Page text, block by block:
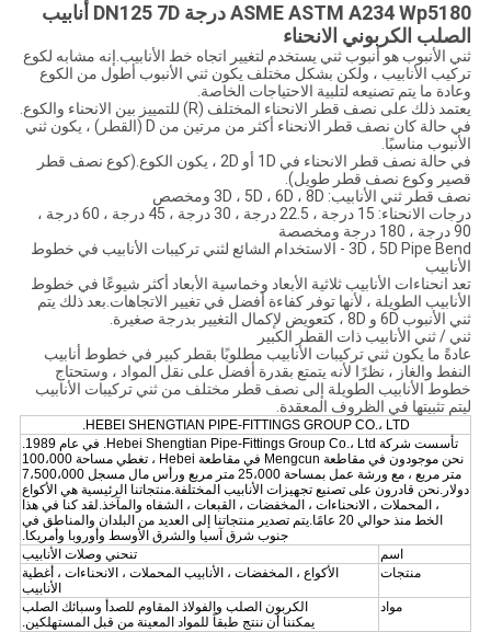
ASME ASTM A234 Wp5180 درجة DN125 7D أنابيب
الصلب الكربوني الانحناء
ثني الأنبوب هو أنبوب ثني يستخدم لتغيير اتجاه خط الأنابيب.إنه مشابه لكوع
تركيب الأنابيب ، ولكن بشكل مختلف يكون ثني الأنبوب أطول من الكوع
وعادة ما يتم تصنيعه لتلبية الاحتياجات الخاصة.
يعتمد ذلك على نصف قطر الانحناء المختلف (R) للتمييز بين الانحناء والكوع.
في حالة كان نصف قطر الانحناء أكثر من مرتين من D (القطر) ، يكون ثني
الأنبوب مناسبًا.
في حالة نصف قطر الانحناء في 1D أو 2D ، يكون الكوع.(كوع نصف قطر
قصير وكوع نصف قطر طويل).
نصف قطر ثني الأنابيب: 3D ، 5D ، 6D ، 8D ومخصص
درجات الانحناء: 15 درجة ، 22.5 درجة ، 30 درجة ، 45 درجة ، 60 درجة ،
90 درجة ، 180 درجة ومخصصة
3D ، 5D Pipe Bend - الاستخدام الشائع لثني تركيبات الأنابيب في خطوط
الأنابيب
تعد انحناءات الأنابيب ثلاثية الأبعاد وخماسية الأبعاد أكثر شيوعًا في خطوط
الأنابيب الطويلة ، لأنها توفر كفاءة أفضل في تغيير الاتجاهات.بعد ذلك يتم
ثني الأنبوب 6D و 8D ، كتعويض لإكمال التغيير بدرجة صغيرة.
ثني / ثني الأنابيب ذات القطر الكبير
عادةً ما يكون ثني تركيبات الأنابيب مطلوبًا بقطر كبير في خطوط أنابيب
النفط والغاز ، نظرًا لأنه يتمتع بقدرة أفضل على نقل المواد ، وستحتاج
خطوط الأنابيب الطويلة إلى نصف قطر مختلف من ثني تركيبات الأنابيب
ليتم تثبيتها في الظروف المعقدة.
HEBEI SHENGTIAN PIPE-FITTINGS GROUP CO.، LTD.
تأسست شركة Hebei Shengtian Pipe-Fittings Group Co.، Ltd. في عام 1989.
نحن موجودون في مقاطعة Mengcun في مقاطعة Hebei ، تغطي مساحة 100،000
متر مربع ، مع ورشة عمل بمساحة 25،000 متر مربع ورأس مال مسجل 7،500،000
دولار.نحن قادرون على تصنيع تجهيزات الأنابيب المختلفة.منتجاتنا الرئيسية هي الأكواع
، المحملات ، الانحناءات ، المخفضات ، القبعات ، الشفاه والمآخذ.لقد كنا في هذا
الخط منذ حوالي 20 عامًا.يتم تصدير منتجاتنا إلى العديد من البلدان والمناطق في
جنوب شرق آسيا والشرق الأوسط وأوروبا وأمريكا.
اسم
تنحني وصلات الأنابيب
منتجات
الأكواع ، المخفضات ، الأنابيب المحملات ، الانحناءات ، أغطية
الأنابيب
مواد
الكربون الصلب والفولاذ المقاوم للصدأ وسبائك الصلب
يمكننا أن ننتج طبقاً للمواد المعينة من قبل المستهلكين.